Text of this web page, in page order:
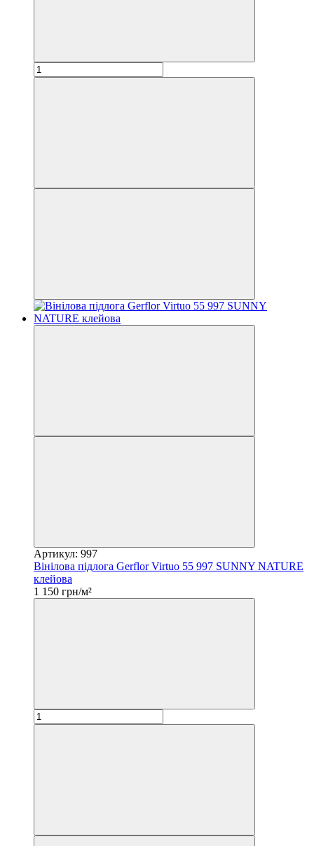
Артикул: 997
Вінілова підлога Gerflor Virtuo 55 997 SUNNY NATURE
клейова
1 150 грн/м²